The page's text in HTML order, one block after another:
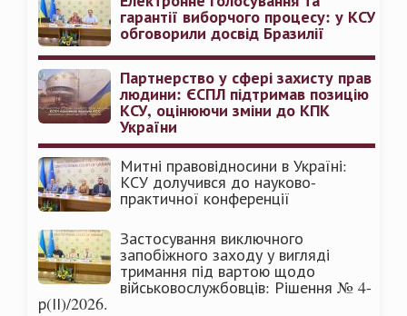
гарантії виборчого процесу: у КСУ
обговорили досвід Бразилії
Партнерство у сфері захисту прав
людини: ЄСПЛ підтримав позицію
КСУ, оцінюючи зміни до КПК
України
Митні правовідносини в Україні:
КСУ долучився до науково-
практичної конференції
Застосування виключного
запобіжного заходу у вигляді
тримання під вартою щодо
військовослужбовців: Рішення № 4-
р(ІІ)/2026.